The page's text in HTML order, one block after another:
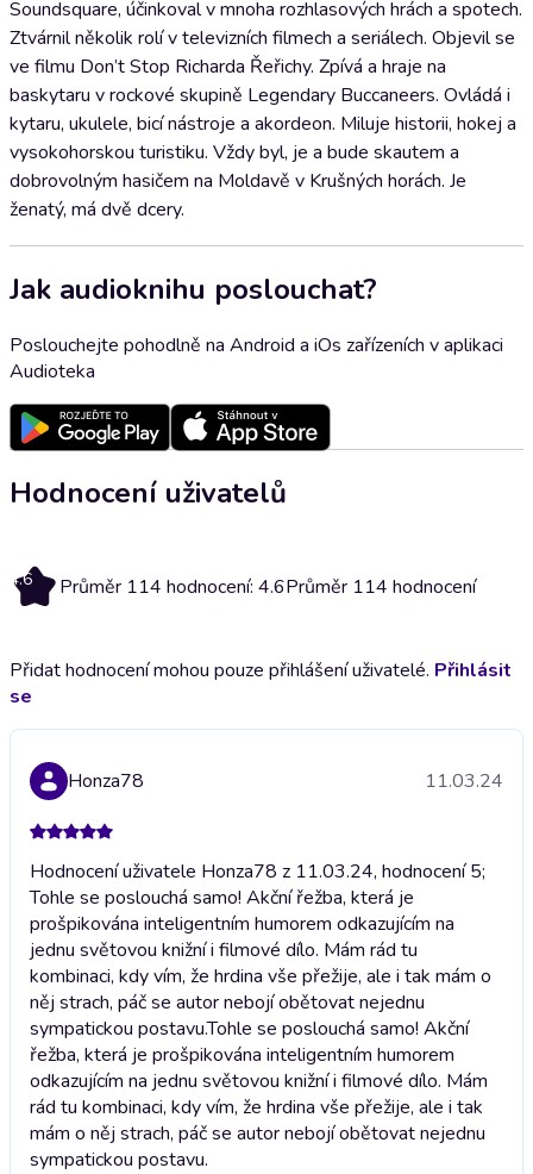
Soundsquare, účinkoval v mnoha rozhlasových hrách a spotech.
Ztvárnil několik rolí v televizních filmech a seriálech. Objevil se
ve filmu Don’t Stop Richarda Řeřichy. Zpívá a hraje na
baskytaru v rockové skupině Legendary Buccaneers. Ovládá i
kytaru, ukulele, bicí nástroje a akordeon. Miluje historii, hokej a
vysokohorskou turistiku. Vždy byl, je a bude skautem a
dobrovolným hasičem na Moldavě v Krušných horách. Je
ženatý, má dvě dcery.
Jak audioknihu poslouchat?
Poslouchejte pohodlně na Android a iOs zařízeních v aplikaci
Audioteka
Hodnocení uživatelů
4.6 Průměr 114 hodnocení: 4.6Průměr 114 hodnocení
Přidat hodnocení mohou pouze přihlášení uživatelé. Přihlásit
se
Honza78 11.03.24
Hodnocení uživatele Honza78 z 11.03.24, hodnocení 5;
Tohle se poslouchá samo! Akční řežba, která je
prošpikována inteligentním humorem odkazujícím na
jednu světovou knižní i filmové dílo. Mám rád tu
kombinaci, kdy vím, že hrdina vše přežije, ale i tak mám o
něj strach, páč se autor nebojí obětovat nejednu
sympatickou postavu.Tohle se poslouchá samo! Akční
řežba, která je prošpikována inteligentním humorem
odkazujícím na jednu světovou knižní i filmové dílo. Mám
rád tu kombinaci, kdy vím, že hrdina vše přežije, ale i tak
mám o něj strach, páč se autor nebojí obětovat nejednu
sympatickou postavu.